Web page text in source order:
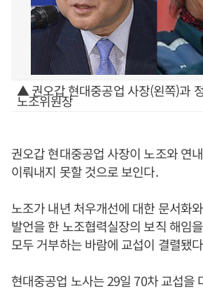
▲ 권오갑 현대중공업 사장(왼쪽)과
노조위원장
권오갑 현대중공업 사장이 노조와 연
이뤄내지 못할 것으로 보인다.
노조가 내년 처우개선에 대한 문서화
발언을 한 노조협력실장의 보직 해임
모두 거부하는 바람에 교섭이 결렬됐
현대중공업 노사는 29일 70차 교섭을